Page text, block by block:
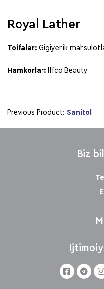
Royal Lather
Toifalar: Gigiyenik
Hamkorlar: Iffco Beauty
Previous Product: Sanitol
Biz